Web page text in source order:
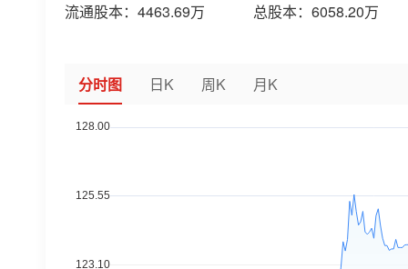
流通股本： 4463.69万 总股本： 6058.20万
分时图 日K 周K 月K